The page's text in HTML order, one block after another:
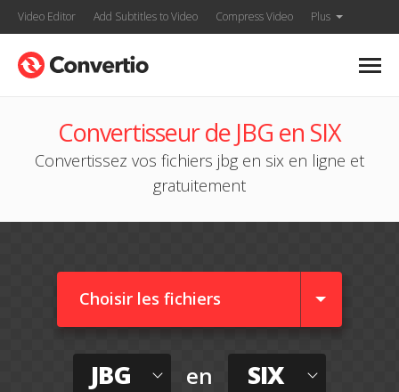
Video Editor Add Subtitles to Video Compress Video Plus
Convertisseur de JBG en SIX
Convertissez vos fichiers jbg en six en ligne et
gratuitement
Choisir les fichiers
JBG en SIX